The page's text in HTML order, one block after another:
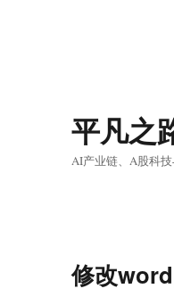
平凡之
AI产业链、A股科
修改